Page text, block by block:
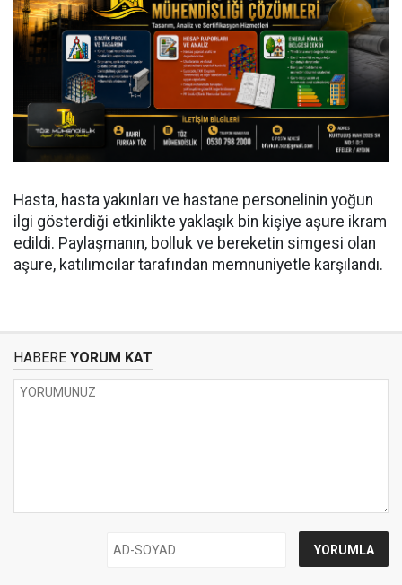
Hasta, hasta yakınları ve hastane personelinin yoğun
ilgi gösterdiği etkinlikte yaklaşık bin kişiye aşure ikram
edildi. Paylaşmanın, bolluk ve bereketin simgesi olan
aşure, katılımcılar tarafından memnuniyetle karşılandı.
HABERE YORUM KAT